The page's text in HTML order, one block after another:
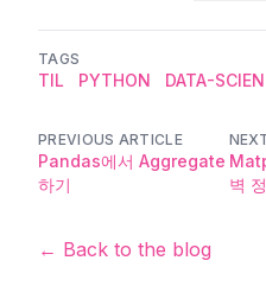
TAGS
TIL PYTHON DATA-
PREVIOUS ARTICLE
Pandas에서 Aggregate
하기
벽
← Back to the blog